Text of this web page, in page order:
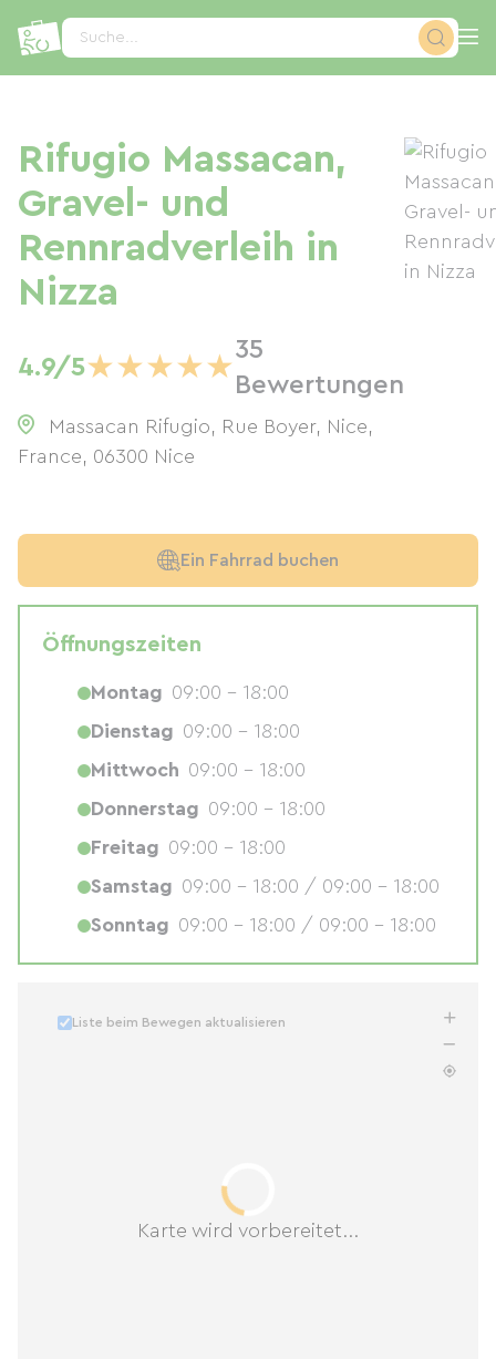
Suche...
Rifugio Massacan,
Gravel- und
Rennradverleih in
Nizza
4.9/5★★★★★
35
Bewertungen
Massacan Rifugio, Rue Boyer, Nice,
France, 06300 Nice
Karte wird vorbereitet...
Liste beim Bewegen aktualisieren
Ein Fahrrad buchen
Öffnungszeiten
Montag 09:00 - 18:00
Dienstag 09:00 - 18:00
Mittwoch 09:00 - 18:00
Donnerstag 09:00 - 18:00
Freitag 09:00 - 18:00
Samstag 09:00 - 18:00 / 09:00 - 18:00
Sonntag 09:00 - 18:00 / 09:00 - 18:00
Cookie-Einstellungen